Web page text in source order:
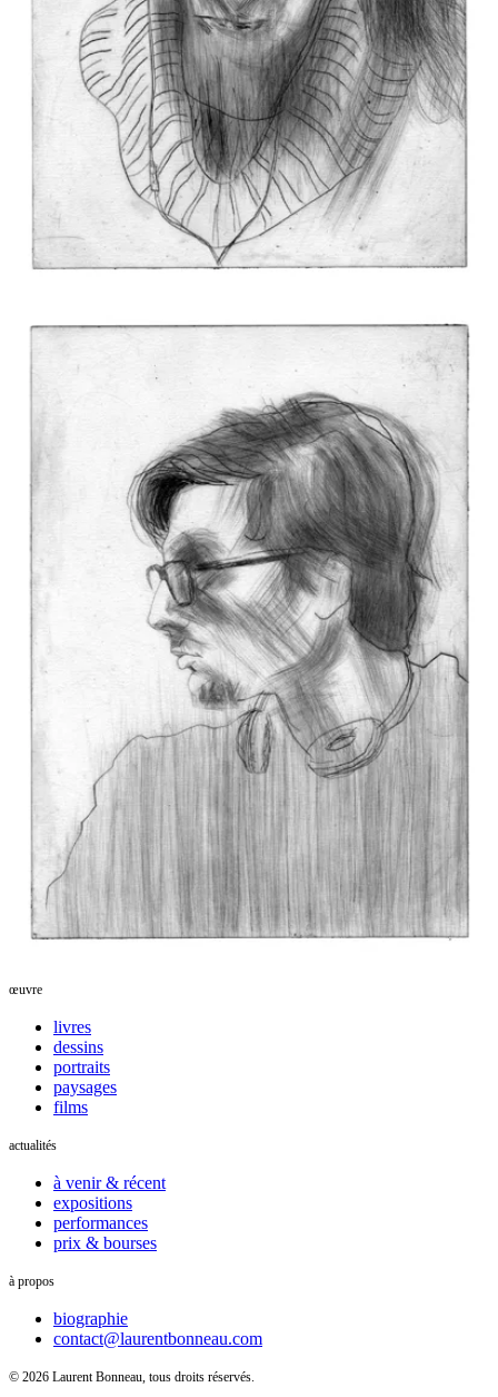
œuvre
livres
dessins
portraits
paysages
films
actualités
à venir & récent
expositions
performances
prix & bourses
à propos
biographie
contact@laurentbonneau.com
© 2026 Laurent Bonneau, tous droits réservés.